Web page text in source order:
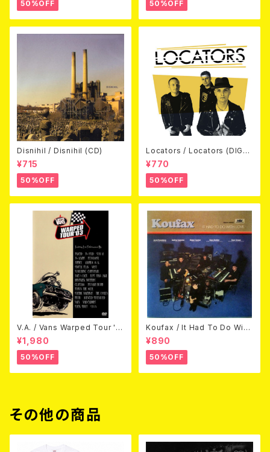
50%OFF 50%OFF
Disnihil / Disnihil (CD)
¥715
50%OFF
Locators / Locators (DIGPA
CK CD)
¥770
50%OFF
V.A. / Vans Warped Tour '0
3 (DVD)
¥1,980
50%OFF
Koufax / It Had To Do With
Love (CD)
¥890
50%OFF
その他の商品